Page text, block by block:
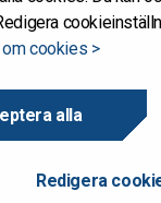
cookies >
alla
Redigera
inte publiceras
att göra
enligt Förenta
de får inte
erhållits i
registrera någon